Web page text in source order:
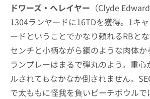
ドワーズ・へレイヤー （Clyde
1304ランヤードに16TDを獲得。1キ
ードということでかなり頼れるRBと
センチと小柄ながら鋼のような肉体か
ランプレーはまるで弾丸のよう。重心
ルされてもなかなか倒されません。
で太ももに怪我を負いピーチボウル